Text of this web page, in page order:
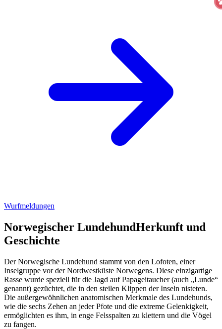
Wurfmeldungen
Norwegischer LundehundHerkunft und
Geschichte
Der Norwegische Lundehund stammt von den Lofoten, einer
Inselgruppe vor der Nordwestküste Norwegens. Diese einzigartige
Rasse wurde speziell für die Jagd auf Papageitaucher (auch „Lunde“
genannt) gezüchtet, die in den steilen Klippen der Inseln nisteten.
Die außergewöhnlichen anatomischen Merkmale des Lundehunds,
wie die sechs Zehen an jeder Pfote und die extreme Gelenkigkeit,
ermöglichten es ihm, in enge Felsspalten zu klettern und die Vögel
zu fangen.